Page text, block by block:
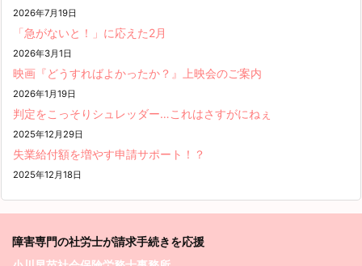
2026年7月19日
「急がないと！」に応えた2月
2026年3月1日
映画『どうすればよかったか？』上映会のご案内
2026年1月19日
判定をこっそりシュレッダー…これはさすがにねぇ
2025年12月29日
失業給付額を増やす申請サポート！？
2025年12月18日
障害専門の社労士が請求手続きを応援